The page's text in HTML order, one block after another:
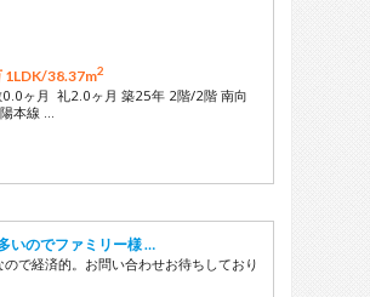
1LDK/38.37m2
ヶ月 礼2.0ヶ月 築25年 2階/2階 南向
本線 …
いのでファミリー様 …
ので経済的。お問い合わせお待ちしており